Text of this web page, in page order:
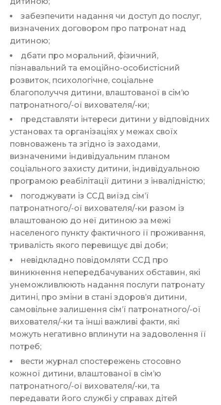
забезпечити надання чи доступ до послуг,
визначених договором про патронат над
дитиною;
дбати про моральний, фізичний,
пізнавальний та емоційно-особистісний
розвиток, психологічне, соціальне
благополуччя дитини, влаштованої в сім’ю
патронатного/-ої вихователя/-ки;
представляти інтереси дитини у відповідних
установах та організаціях у межах своїх
повноважень та згідно із заходами,
визначеними індивідуальним планом
соціального захисту дитини, індивідуальною
програмою реабілітації дитини з інвалідністю;
погоджувати із ССД виїзд сім’ї
патронатного/-ої вихователя/-ки разом із
влаштованою до неї дитиною за межі
населеного пункту фактичного її проживання,
тривалість якого перевищує дві доби;
невідкладно повідомляти ССД про
виникнення непередбачуваних обставин, які
унеможливлюють надання послуги патронату
дитині, про зміни в стані здоров’я дитини,
самовільне залишення сім’ї патронатного/-ої
вихователя/-ки та інші важливі факти, які
можуть негативно вплинути на задоволення її
потреб;
вести журнал спостережень стосовно
кожної дитини, влаштованої в сім’ю
патронатного/-ої вихователя/-ки, та
передавати його службі у справах дітей